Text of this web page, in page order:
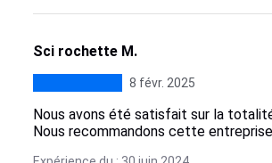
Sci rochette M.
8 févr. 2025
Nous avons été satisfait sur la
Nous recommandons cette